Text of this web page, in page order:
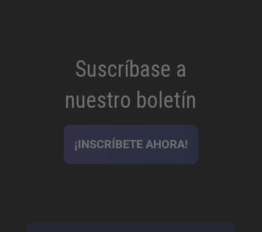
Suscríbase a
nuestro boletín
¡INSCRÍBETE AHORA!